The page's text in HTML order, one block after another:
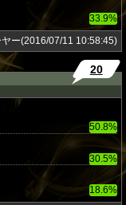
33.9%
ー(2016/07/11 10:58:45)
20
50.8%
30.5%
18.6%